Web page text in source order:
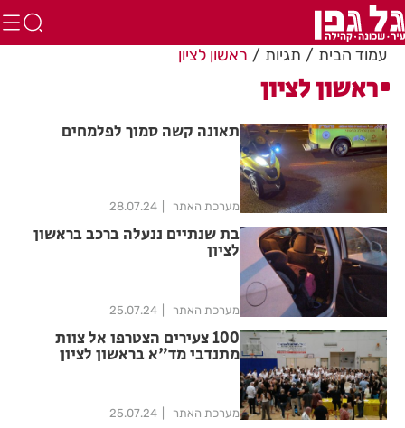
עמוד הבית תגיות ראשון לציון
ראשון לציון
תאונה קשה סמוך לפלמחים
מערכת האתר 28.07.24
בת שנתיים ננעלה ברכב בראשון
לציון
מערכת האתר 25.07.24
100 צעירים הצטרפו אל צוות
מתנדבי מד"א בראשון לציון
מערכת האתר 25.07.24